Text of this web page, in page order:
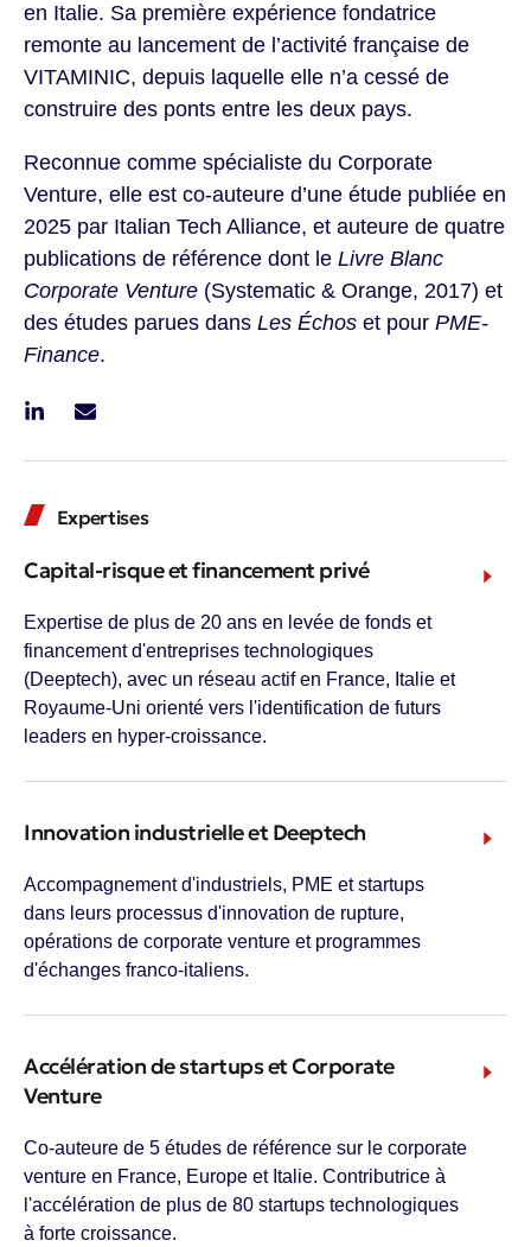
Expertises
Capital-risque et financement privé
Expertise de plus de 20 ans en levée de fonds et
financement d'entreprises technologiques
(Deeptech), avec un réseau actif en France, Italie et
Royaume-Uni orienté vers l'identification de futurs
leaders en hyper-croissance.
Innovation industrielle et Deeptech
Accompagnement d'industriels, PME et startups
dans leurs processus d'innovation de rupture,
opérations de corporate venture et programmes
d'échanges franco-italiens.
Accélération de startups et Corporate
Venture
Co-auteure de 5 études de référence sur le corporate
venture en France, Europe et Italie. Contributrice à
l'accélération de plus de 80 startups technologiques
à forte croissance.
en Italie. Sa première expérience fondatrice
remonte au lancement de l’activité française de
VITAMINIC, depuis laquelle elle n’a cessé de
construire des ponts entre les deux pays.
Reconnue comme spécialiste du Corporate
Venture, elle est co-auteure d’une étude publiée en
2025 par Italian Tech Alliance, et auteure de quatre
publications de référence dont le Livre Blanc
Corporate Venture (Systematic & Orange, 2017) et
des études parues dans Les Échos et pour PME-
Finance.